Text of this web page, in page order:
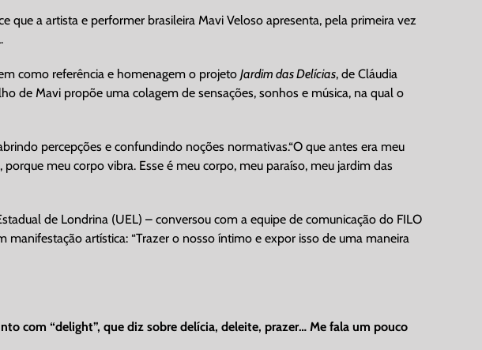
que a artista e performer brasileira Mavi Veloso apresenta, pela primeira vez
como referência e homenagem o projetoJardim das Delícias, de Cláudia
de Mavi propõe uma colagem de sensações, sonhos e música, na qual o
percepções e confundindo noções normativas.“O que antes era meu
meu corpo vibra. Esse é meu corpo, meu paraíso, meu jardim das
de Londrina (UEL) – conversou com a equipe de comunicação do FILO
artística: “Trazer o nosso íntimo e expor isso de uma maneira
com “delight”, que diz sobre delícia, deleite, prazer… Me fala um pouco